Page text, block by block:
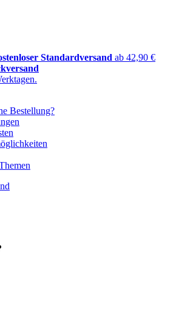
Standardversand ab 42,90 €
Bestellung?